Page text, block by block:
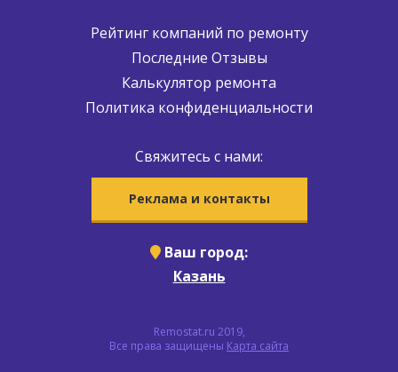
Рейтинг компаний по ремонту
Последние Отзывы
Калькулятор ремонта
Политика конфиденциальности
Свяжитесь с нами:
Реклама и контакты
Ваш город:
Казань
Remostat.ru 2019,
Все права защищены Карта сайта